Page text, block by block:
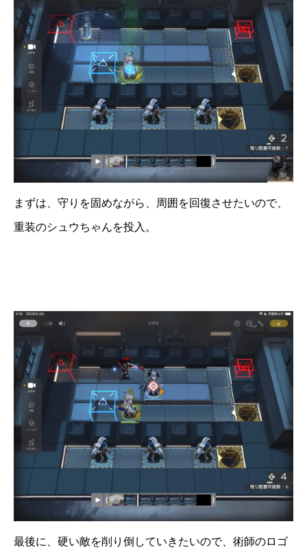
まずは、守りを固めながら、周囲を回復させたいので、
重装のシュウちゃんを投入。
最後に、硬い敵を削り倒していきたいので、術師のロゴ